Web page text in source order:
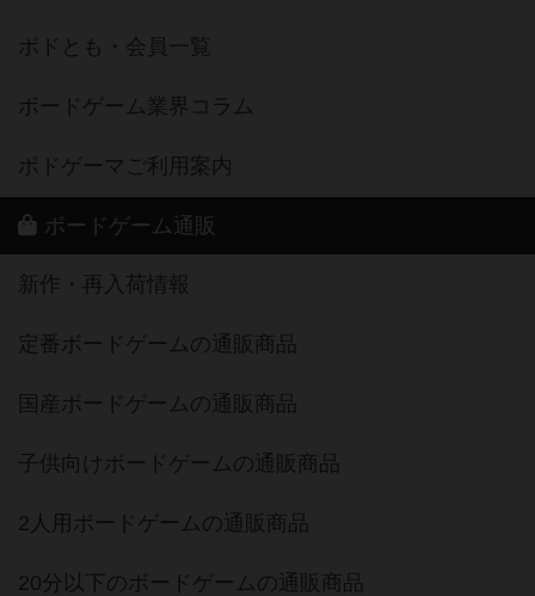
ボドとも・会員一覧
ボードゲーム業界コラム
ボドゲーマご利用案内
ボードゲーム通販
新作・再入荷情報
定番ボードゲームの通販商品
国産ボードゲームの通販商品
子供向けボードゲームの通販商品
2人用ボードゲームの通販商品
20分以下のボードゲームの通販商品